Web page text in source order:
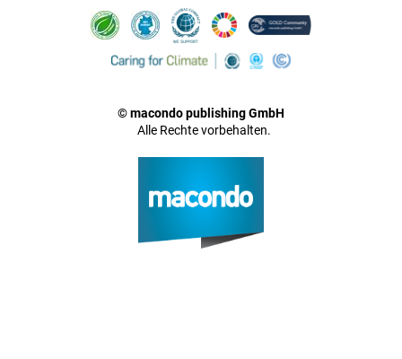
© macondo publishing GmbH
Alle Rechte vorbehalten.